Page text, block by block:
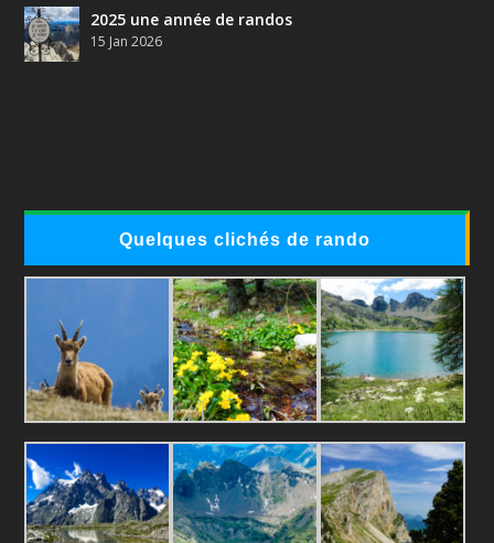
2025 une année de randos
15 Jan 2026
Quelques clichés de rando